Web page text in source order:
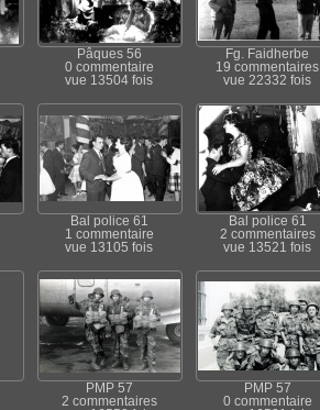
Pâques 56
0 commentaire
vue 13504 fois
Fg. Faidherbe
19 commentaires
vue 22332 fois
Bal police 61
1 commentaire
vue 13105 fois
Bal police 61
2 commentaires
vue 13521 fois
PMP 57
2 commentaires
PMP 57
0 commentaire